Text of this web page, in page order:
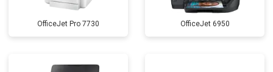
OfficeJet Pro 7730 OfficeJet 6950